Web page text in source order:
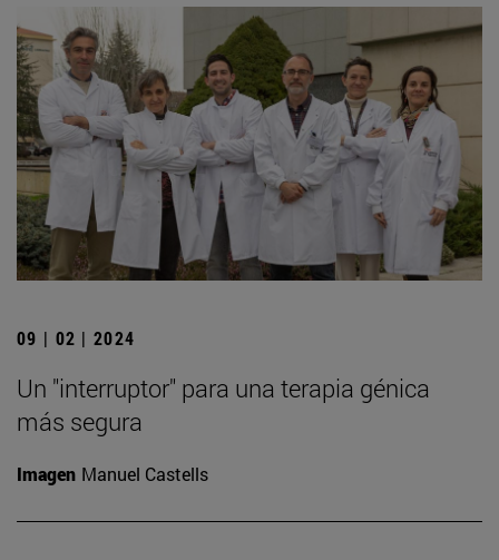
09 | 02 | 2024
Un "interruptor" para una terapia génica
más segura
Imagen Manuel Castells